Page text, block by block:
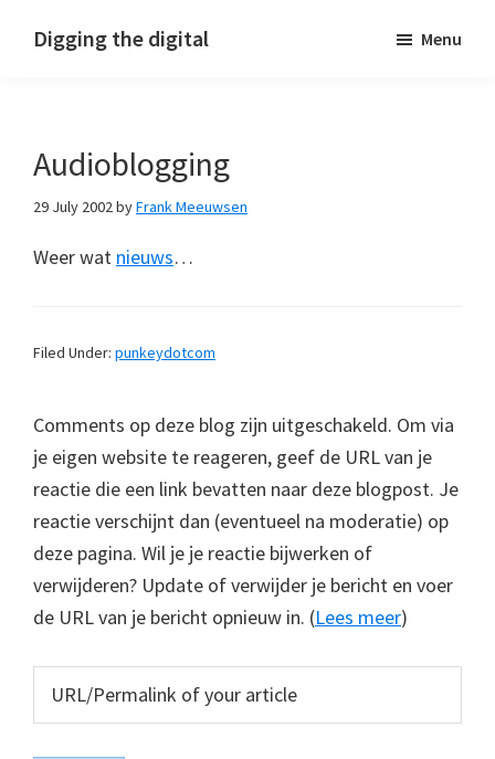
Digging the digital Menu
Audioblogging
29 July 2002byFrank Meeuwsen
Weer wat nieuws…
Filed Under: punkeydotcom
Comments op deze blog zijn uitgeschakeld. Om via
je eigen website te reageren, geef de URL van je
reactie die een link bevatten naar deze blogpost. Je
reactie verschijnt dan (eventueel na moderatie) op
deze pagina. Wil je je reactie bijwerken of
verwijderen? Update of verwijder je bericht en voer
de URL van je bericht opnieuw in. (Lees meer)